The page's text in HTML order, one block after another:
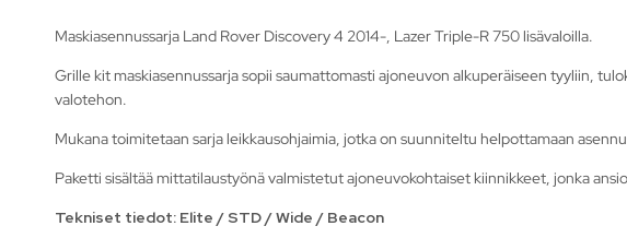
Maskiasennussarja Land Rover Discovery 4 2014-, Lazer Triple-R 750 lisävaloilla.
Grille kit maskiasennussarja sopii saumattomasti ajoneuvon alkuperäiseen tyyliin,
valotehon.
Mukana toimitetaan sarja leikkausohjaimia, jotka on suunniteltu helpottamaan
Paketti sisältää mittatilaustyönä valmistetut ajoneuvokohtaiset kiinnikkeet, jonka
Tekniset tiedot: Elite / STD / Wide / Beacon